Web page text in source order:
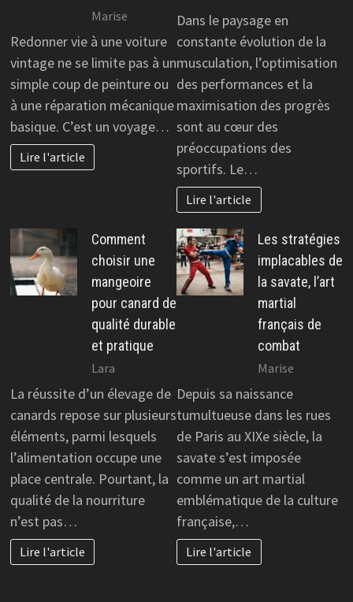
Marise
Redonner vie à une voiture
vintage ne se limite pas à un
simple coup de peinture ou
à une réparation mécanique
basique. C’est un voyage…
Lire l'article
Dans le paysage en
constante évolution de la
musculation, l’optimisation
des performances et la
maximisation des progrès
sont au cœur des
préoccupations des
sportifs. Le…
Lire l'article
Comment
choisir une
mangeoire
pour canard de
qualité durable
et pratique
Lara
La réussite d’un élevage de
canards repose sur plusieurs
éléments, parmi lesquels
l’alimentation occupe une
place centrale. Pourtant, la
qualité de la nourriture
n’est pas…
Lire l'article
Les stratégies
implacables de
la savate, l’art
martial
français de
combat
Marise
Depuis sa naissance
tumultueuse dans les rues
de Paris au XIXe siècle, la
savate s’est imposée
comme un art martial
emblématique de la culture
française,…
Lire l'article